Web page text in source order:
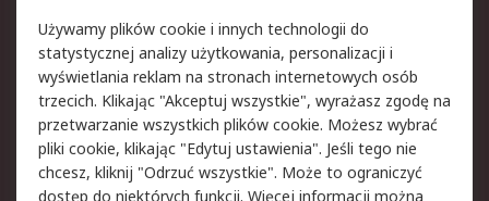
Aspekty prawne
Bezpieczeństwo e-
maila
Polityka dotycząca
plików cookie
Polityka prywatności
Użytkowanie witryny
Używamy plików cookie i innych technologii do
statystycznej analizy użytkowania, personalizacji i
wyświetlania reklam na stronach internetowych osób
trzecich. Klikając "Akceptuj wszystkie", wyrażasz zgodę na
przetwarzanie wszystkich plików cookie. Możesz wybrać
pliki cookie, klikając "Edytuj ustawienia". Jeśli tego nie
chcesz, kliknij "Odrzuć wszystkie". Może to ograniczyć
dostęp do niektórych funkcji. Więcej informacji można